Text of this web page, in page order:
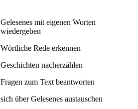
Gelesenes mit eigenen Worten
wiedergeben
Wörtliche Rede erkennen
Geschichten nacherzählen
Fragen zum Text beantworten
sich über Gelesenes austauschen